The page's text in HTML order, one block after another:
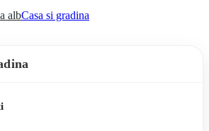
Casa si gradina